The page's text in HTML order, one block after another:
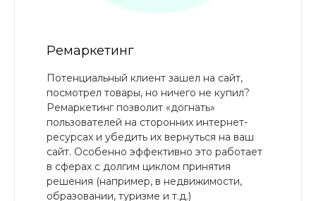
Ремаркетинг
Потенциальный клиент зашел на сайт,
посмотрел товары, но ничего не купил?
Ремаркетинг позволит «догнать»
пользователей на сторонних интернет-
ресурсах и убедить их вернуться на ваш
сайт. Особенно эффективно это работает
в сферах с долгим циклом принятия
решения (например, в недвижимости,
образовании, туризме и т.д.)